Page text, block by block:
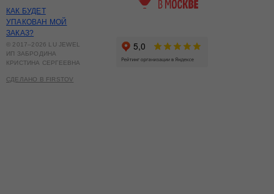
© 2017–2026 LU JEWEL
ИП ЗАБРОДИНА
КРИСТИНА СЕРГЕЕВНА
СДЕЛАНО В FIRSTOV
КАК БУДЕТ
УПАКОВАН МОЙ
ЗАКАЗ?